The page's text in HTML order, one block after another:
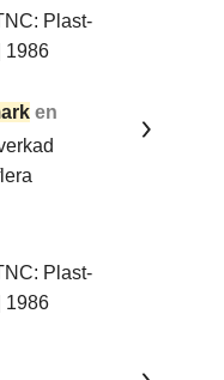
Plast-
1986
en
Plast-
1986